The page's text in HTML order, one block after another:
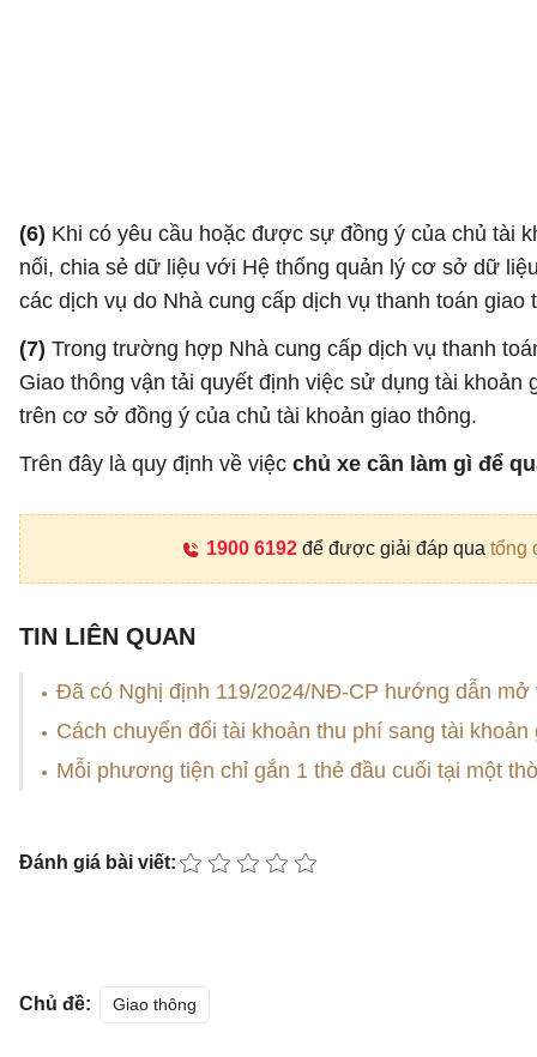
(6) Khi có yêu cầu hoặc được sự đồng ý của chủ tài
nối, chia sẻ dữ liệu với Hệ thống quản lý cơ sở dữ
các dịch vụ do Nhà cung cấp dịch vụ thanh toán
(7) Trong trường hợp Nhà cung cấp dịch vụ thanh
Giao thông vận tải quyết định việc sử dụng tài
trên cơ sở đồng ý của chủ tài khoản giao thông.
Trên đây là quy định về việc chủ xe cần làm gì để
1900 6192để được giải đáp qua tổng
TIN LIÊN QUAN
Đã có Nghị định 119/2024/NĐ-CP hướng dẫn
Cách chuyển đổi tài khoản thu phí sang tài khoản
Mỗi phương tiện chỉ gắn 1 thẻ đầu cuối tại một
Đánh giá bài viết:
Chủ đề: Giao thông